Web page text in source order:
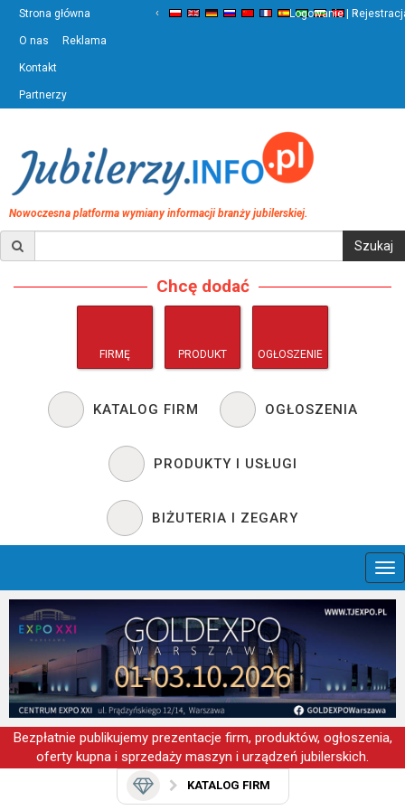
Strona główna
O nas Reklama
Kontakt
Partnerzy
‹ ›
Logowanie |
Nowoczesna platforma wymiany informacji branży jubilerskiej.
Chcę dodać
FIRMĘ PRODUKT OGŁOSZENIE
KATALOG FIRM OGŁOSZENIA
PRODUKTY I USŁUGI
BIŻUTERIA I ZEGARY
Bezpłatnie publikujemy prezentacje firm, produktów, ogłoszenia,
oferty kupna i sprzedaży maszyn i urządzeń jubilerskich.
KATALOG FIRM